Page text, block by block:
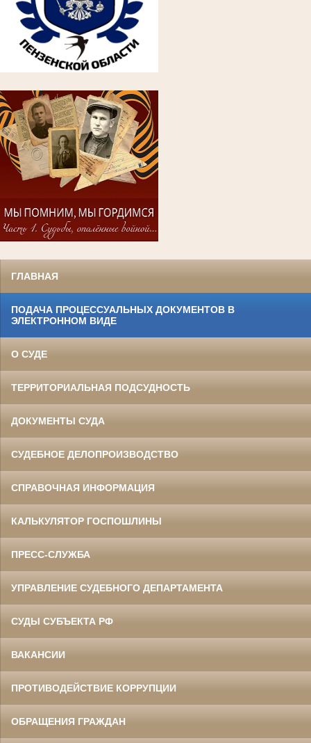
ГЛАВНАЯ
ПОДАЧА ПРОЦЕССУАЛЬНЫХ ДОКУМЕНТОВ В
ЭЛЕКТРОННОМ ВИДЕ
О СУДЕ
ТЕРРИТОРИАЛЬНАЯ ПОДСУДНОСТЬ
ДОКУМЕНТЫ СУДА
СУДЕБНОЕ ДЕЛОПРОИЗВОДСТВО
СПРАВОЧНАЯ ИНФОРМАЦИЯ
КАЛЬКУЛЯТОР ГОСПОШЛИНЫ
ПРЕСС-СЛУЖБА
УПРАВЛЕНИЕ СУДЕБНОГО ДЕПАРТАМЕНТА
СУДЫ СУБЪЕКТА РФ
ВАКАНСИИ
ПРОТИВОДЕЙСТВИЕ КОРРУПЦИИ
ОБРАЩЕНИЯ ГРАЖДАН